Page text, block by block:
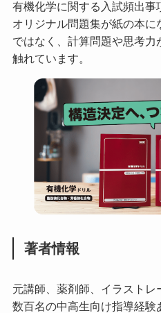
有機化学に関する入試頻出事
オリジナル問題集が紙の本
ではなく、計算問題や思考力
触れています。
著者情報
元講師、薬剤師、イラストレ
数百名の中高生向け指導経験